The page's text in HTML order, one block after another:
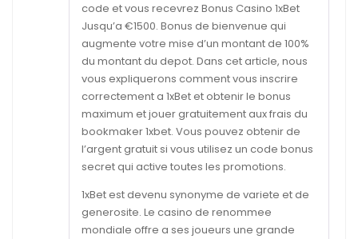
code et vous recevrez Bonus Casino 1xBet
Jusqu’a €1500. Bonus de bienvenue qui
augmente votre mise d’un montant de 100%
du montant du depot. Dans cet article, nous
vous expliquerons comment vous inscrire
correctement a 1xBet et obtenir le bonus
maximum et jouer gratuitement aux frais du
bookmaker 1xbet. Vous pouvez obtenir de
l’argent gratuit si vous utilisez un code bonus
secret qui active toutes les promotions.
1xBet est devenu synonyme de variete et de
generosite. Le casino de renommee
mondiale offre a ses joueurs une grande